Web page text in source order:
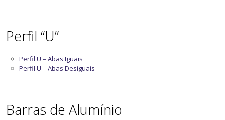
Perfil “U”
Perfil U – Abas Iguais
Perfil U – Abas Desiguais
Barras de Alumínio